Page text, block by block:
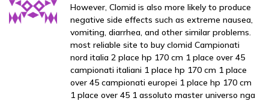
However, Clomid is also more likely to produce
negative side effects such as extreme nausea,
vomiting, diarrhea, and other similar problems.
most reliable site to buy clomid Campionati
nord italia 2 place hp 170 cm 1 place over 45
campionati italiani 1 place hp 170 cm 1 place
over 45 campionati europei 1 place hp 170 cm
1 place over 45 1 assoluto master universo nga